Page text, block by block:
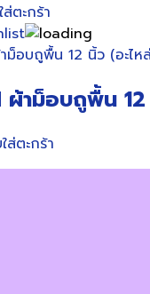
ตะกร้า
ผ้าม็อบถูพื้น
ส่ตะกร้า